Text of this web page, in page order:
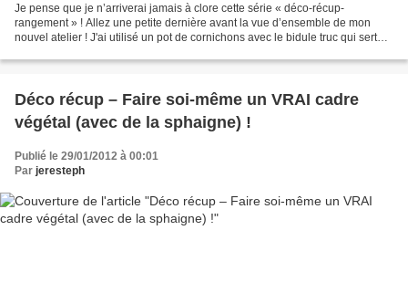
Je pense que je n’arriverai jamais à clore cette série « déco-récup-
rangement » ! Allez une petite dernière avant la vue d’ensemble de mon
nouvel atelier ! J'ai utilisé un pot de cornichons avec le bidule truc qui sert
Déco récup – Faire soi-même un VRAI cadre
végétal (avec de la sphaigne) !
Publié le 29/01/2012 à 00:01
Par jeresteph